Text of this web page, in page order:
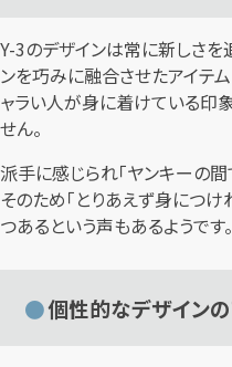
Y-3のデザインは常に新しさを
ンを巧みに融合させたアイテム
ャラい人が身に着けている印
せん。
派手に感じられ「ヤンキーの間
そのため「とりあえず身につ
つあるという声もあるようです。
個性的なデザイン